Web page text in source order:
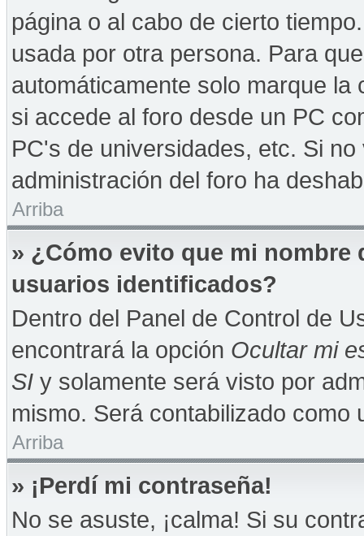
página o al cabo de cierto
usada por otra persona. Para
automáticamente solo marque
si accede al foro desde un PC
PC's de universidades, etc. Si
administración del foro ha
Arriba
» ¿Cómo evito que mi nombre
usuarios identificados?
Dentro del Panel de Control de
encontrará la opción Ocultar mi
SI y solamente será visto por
mismo. Será contabilizado como
Arriba
» ¡Perdí mi contraseña!
No se asuste, ¡calma! Si su